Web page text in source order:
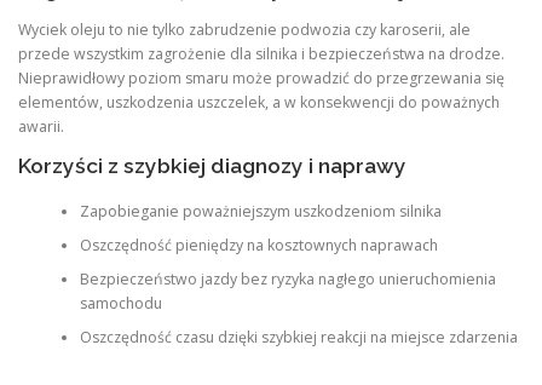
Wyciek oleju to nie tylko zabrudzenie podwozia czy karoserii, ale
przede wszystkim zagrożenie dla silnika i bezpieczeństwa na drodze.
Nieprawidłowy poziom smaru może prowadzić do przegrzewania się
elementów, uszkodzenia uszczelek, a w konsekwencji do poważnych
awarii.
Korzyści z szybkiej diagnozy i naprawy
Zapobieganie poważniejszym uszkodzeniom silnika
Oszczędność pieniędzy na kosztownych naprawach
Bezpieczeństwo jazdy bez ryzyka nagłego unieruchomienia
samochodu
Oszczędność czasu dzięki szybkiej reakcji na miejsce zdarzenia